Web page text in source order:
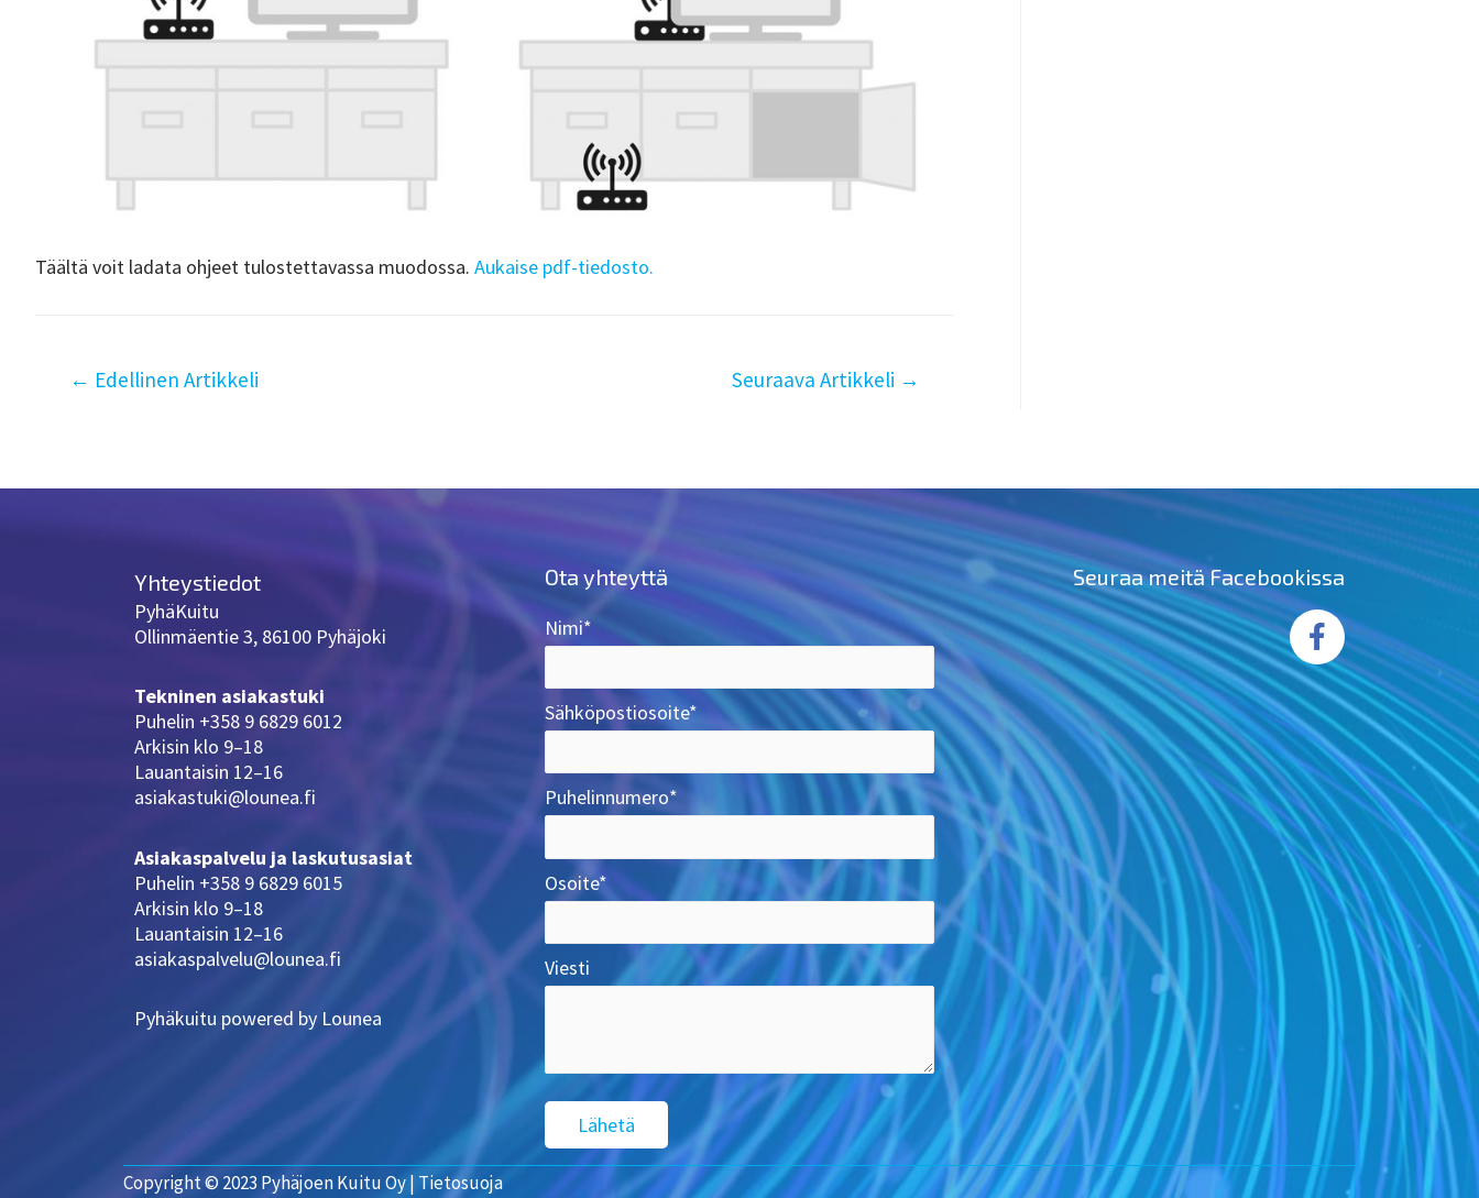
Täältä voit ladata ohjeet tulostettavassa muodossa. Aukaise pdf-tiedosto.
← Edellinen Artikkeli Seuraava Artikkeli →
Yhteystiedot
PyhäKuitu
Ollinmäentie 3, 86100 Pyhäjoki
Tekninen asiakastuki
Puhelin +358 9 6829 6012
Arkisin klo 9–18
Lauantaisin 12–16
asiakastuki@lounea.fi
Asiakaspalvelu ja laskutusasiat
Puhelin +358 9 6829 6015
Arkisin klo 9–18
Lauantaisin 12–16
asiakaspalvelu@lounea.fi
Pyhäkuitu powered by Lounea
Ota yhteyttä
Nimi*
Sähköpostiosoite*
Puhelinnumero*
Osoite*
Viesti
Seuraa meitä Facebookissa
Copyright © 2023 Pyhäjoen Kuitu Oy| Tietosuoja